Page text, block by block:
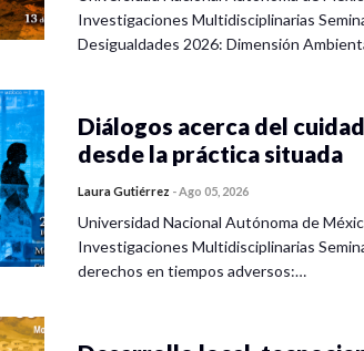
Investigaciones Multidisciplinarias
Desigualdades 2026: Dimensión
Diálogos acerca del
desde la práctica situada
Laura Gutiérrez -Ago 05, 2026
Universidad Nacional Autónoma de
Investigaciones Multidisciplinarias
derechos en tiempos adversos:…